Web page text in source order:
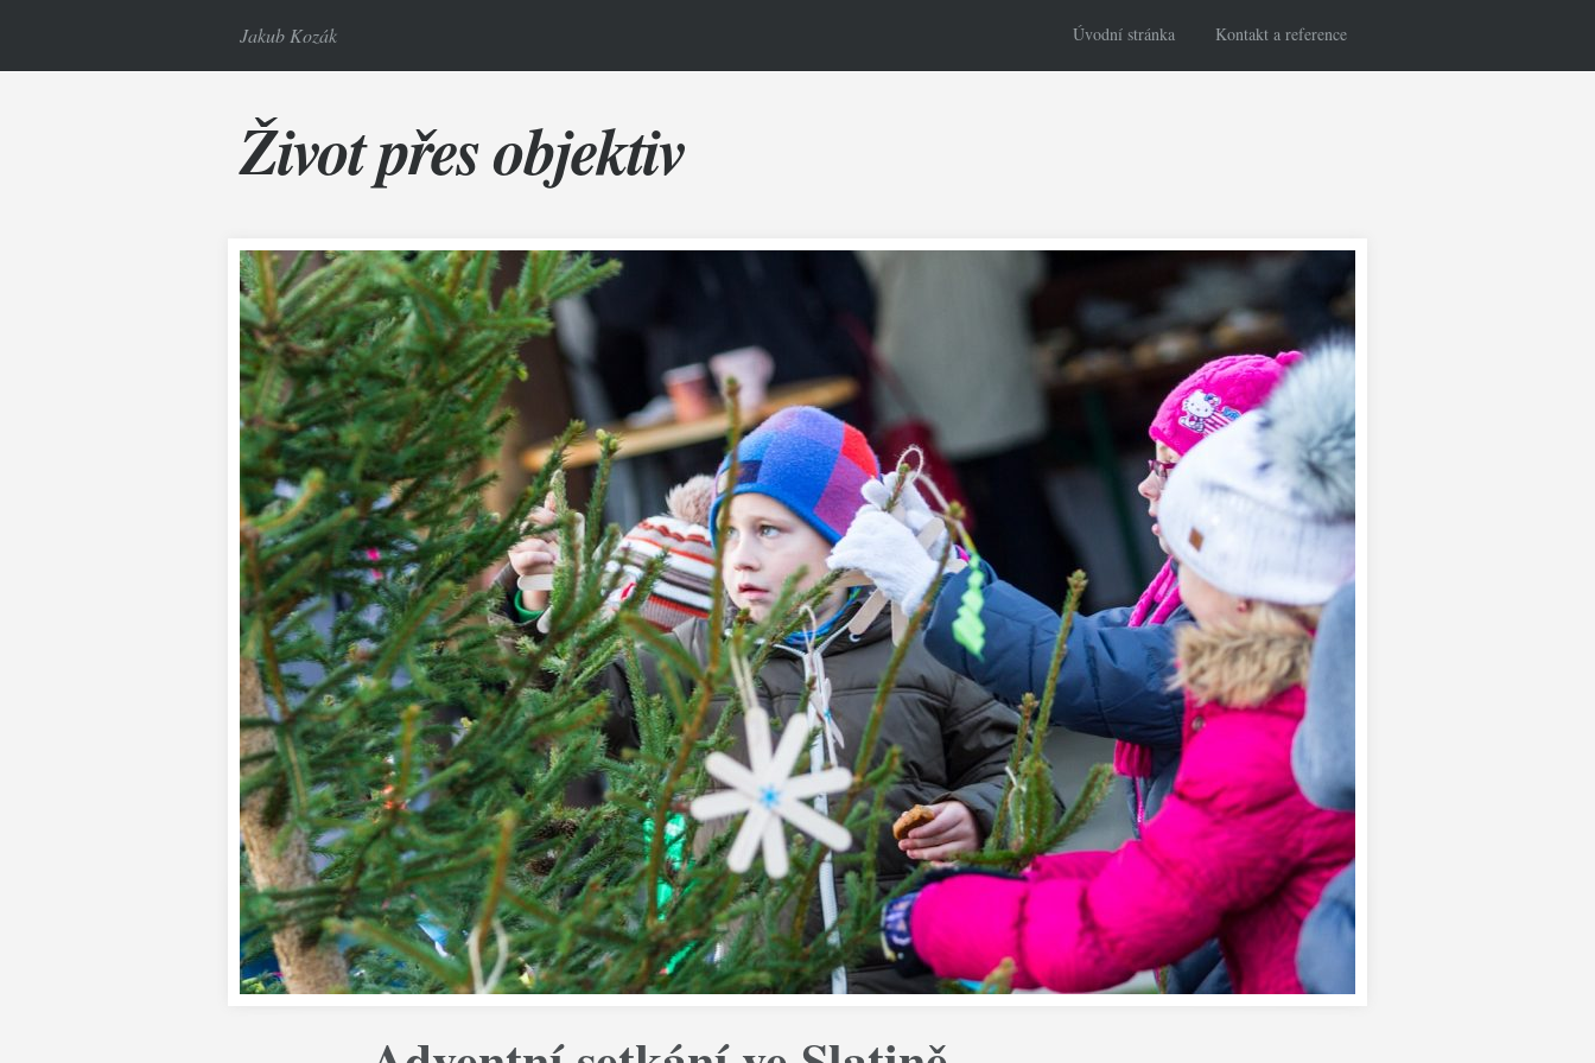
Jakub Kozák Úvodní stránka Kontakt a reference
Život přes objektiv